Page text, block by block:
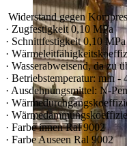
Widerstand gegen
· Zugfestigkeit 0,10 MPa
· Schnittfestigkeit 0,10 MPa
·
· Wasserabweisend, da zu
· Betriebstemperatur: min -
· Ausdehnungsmittel: N-
·
·
· Farbe innen Ral 9002
· Farbe Auseen Ral 9002